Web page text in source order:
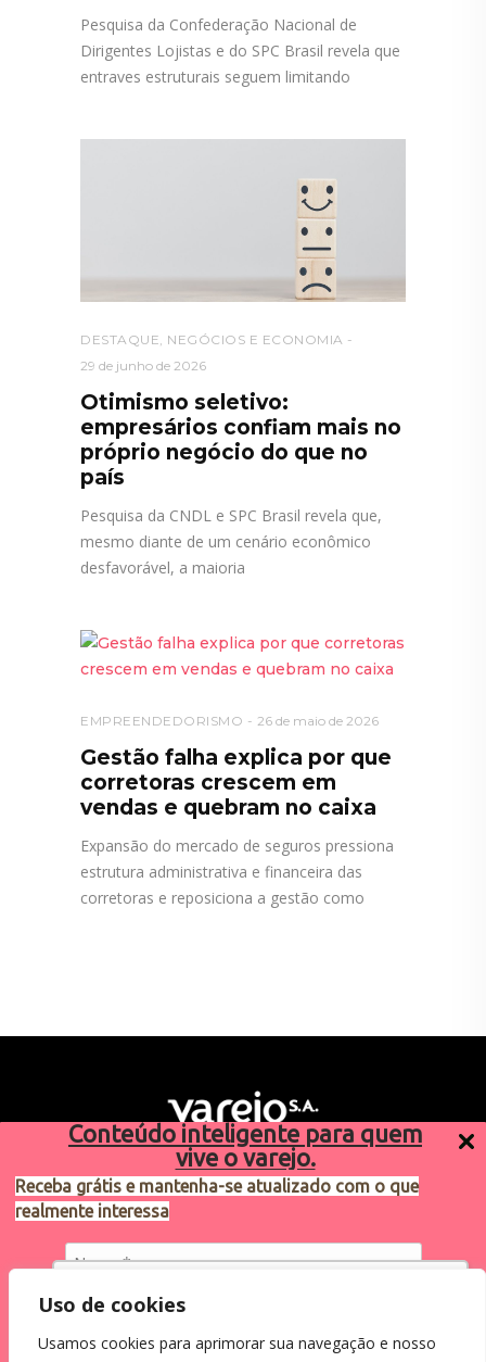
Conteúdo inteligente para quem
vive o varejo.
Receba grátis e mantenha-se atualizado com o que
realmente interessa
Eu concordo em receber comunicações.
Utilizamos cookies para oferecer melhor
como você interage em nosso site e
Uso de cookies
Usamos cookies para aprimorar sua navegação e nosso
Pesquisa da Confederação Nacional de
Dirigentes Lojistas e do SPC Brasil revela que
entraves estruturais seguem limitando
DESTAQUE NEGÓCIOS E ECONOMIA
29 de junho de 2026
Otimismo seletivo:
empresários confiam mais no
próprio negócio do que no
país
Pesquisa da CNDL e SPC Brasil revela que,
mesmo diante de um cenário econômico
desfavorável, a maioria
EMPREENDEDORISMO 26 de maio de 2026
Gestão falha explica por que
corretoras crescem em
vendas e quebram no caixa
Expansão do mercado de seguros pressiona
estrutura administrativa e financeira das
corretoras e reposiciona a gestão como
Sugestões de pauta